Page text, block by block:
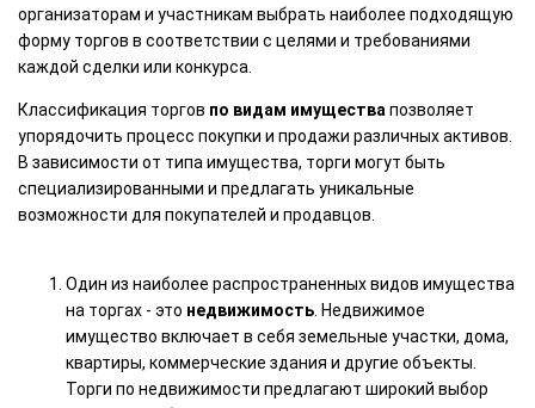
организаторам и участникам выбрать наиболее подходящую
форму торгов в соответствии с целями и требованиями
каждой сделки или конкурса.
Классификация торгов по видам имуществапозволяет
упорядочить процесс покупки и продажи различных активов.
В зависимости от типа имущества, торги могут быть
специализированными и предлагать уникальные
возможности для покупателей и продавцов.
Один из наиболее распространенных видов имущества
на торгах - это недвижимость. Недвижимое
имущество включает в себя земельные участки, дома,
квартиры, коммерческие здания и другие объекты.
Торги по недвижимости предлагают широкий выбор